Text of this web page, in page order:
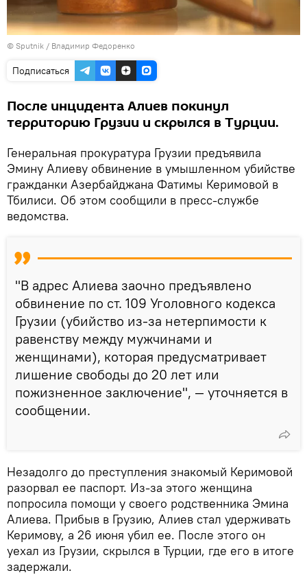
© Sputnik / Владимир Федоренко
Подписаться
После инцидента Алиев покинул
территорию Грузии и скрылся в Турции.
Генеральная прокуратура Грузии предъявила
Эмину Алиеву обвинение в умышленном убийстве
гражданки Азербайджана Фатимы Керимовой в
Тбилиси. Об этом сообщили в пресс‑службе
ведомства.
"В адрес Алиева заочно предъявлено
обвинение по ст. 109 Уголовного кодекса
Грузии (убийство из-за нетерпимости к
равенству между мужчинами и
женщинами), которая предусматривает
лишение свободы до 20 лет или
пожизненное заключение", — уточняется в
сообщении.
Незадолго до преступления знакомый Керимовой
разорвал ее паспорт. Из‑за этого женщина
попросила помощи у своего родственника Эмина
Алиева. Прибыв в Грузию, Алиев стал удерживать
Керимову, а 26 июня убил ее. После этого он
уехал из Грузии, скрылся в Турции, где его в итоге
задержали.